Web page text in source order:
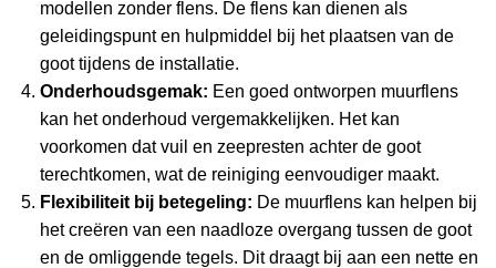
modellen zonder flens. De flens kan dienen als
geleidingspunt en hulpmiddel bij het plaatsen van de
goot tijdens de installatie.
Onderhoudsgemak: Een goed ontworpen muurflens
kan het onderhoud vergemakkelijken. Het kan
voorkomen dat vuil en zeepresten achter de goot
terechtkomen, wat de reiniging eenvoudiger maakt.
Flexibiliteit bij betegeling: De muurflens kan helpen bij
het creëren van een naadloze overgang tussen de goot
en de omliggende tegels. Dit draagt bij aan een nette en